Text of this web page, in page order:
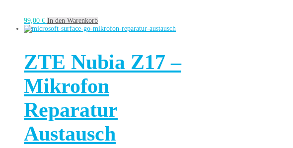
99,00 € In den Warenkorb
ZTE Nubia Z17 –
Mikrofon
Reparatur
Austausch